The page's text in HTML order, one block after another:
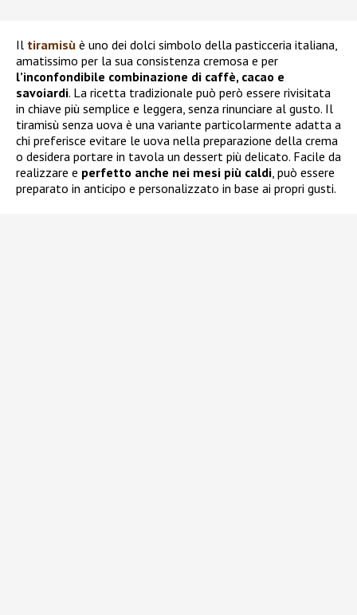
Il tiramisù è uno dei dolci simbolo della pasticceria italiana,
amatissimo per la sua consistenza cremosa e per
l’inconfondibile combinazione di caffè, cacao e
savoiardi. La ricetta tradizionale può però essere rivisitata
in chiave più semplice e leggera, senza rinunciare al gusto. Il
tiramisù senza uova è una variante particolarmente adatta a
chi preferisce evitare le uova nella preparazione della crema
o desidera portare in tavola un dessert più delicato. Facile da
realizzare e perfetto anche nei mesi più caldi , può essere
preparato in anticipo e personalizzato in base ai propri gusti.